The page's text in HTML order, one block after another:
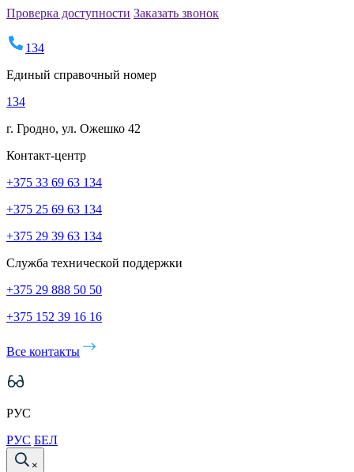
Проверка доступности Заказать звонок
134
Единый справочный номер
134
г. Гродно, ул. Ожешко 42
Контакт-центр
+375 33 69 63 134
+375 25 69 63 134
+375 29 39 63 134
Служба технической поддержки
+375 29 888 50 50
+375 152 39 16 16
Все контакты
РУС
РУС БЕЛ
×